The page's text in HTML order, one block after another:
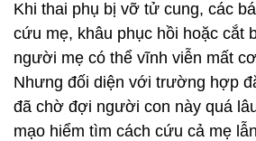
Khi thai phụ bị vỡ tử cung, các
cứu mẹ, khâu phục hồi hoặc cắt
người mẹ có thể vĩnh viễn mất
Nhưng đối diện với trường hợp
đã chờ đợi người con này quá
mạo hiểm tìm cách cứu cả mẹ